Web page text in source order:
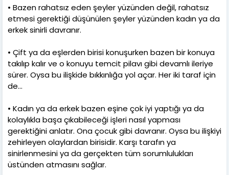
• Bazen rahatsız eden şeyler yüzünden değil, rahatsız
etmesi gerektiği düşünülen şeyler yüzünden kadın ya da
erkek sinirli davranır.
• Çift ya da eşlerden birisi konuşurken bazen bir konuya
takılıp kalır ve o konuyu temcit pilavı gibi devamlı ileriye
sürer. Oysa bu ilişkide bıkkınlığa yol açar. Her iki taraf için
de...
• Kadın ya da erkek bazen eşine çok iyi yaptığı ya da
kolaylıkla başa çıkabileceği işleri nasıl yapması
gerektiğini anlatır. Ona çocuk gibi davranır. Oysa bu ilişkiyi
zehirleyen olaylardan birisidir. Karşı tarafın ya
sinirlenmesini ya da gerçekten tüm sorumlulukları
üstünden atmasını sağlar.